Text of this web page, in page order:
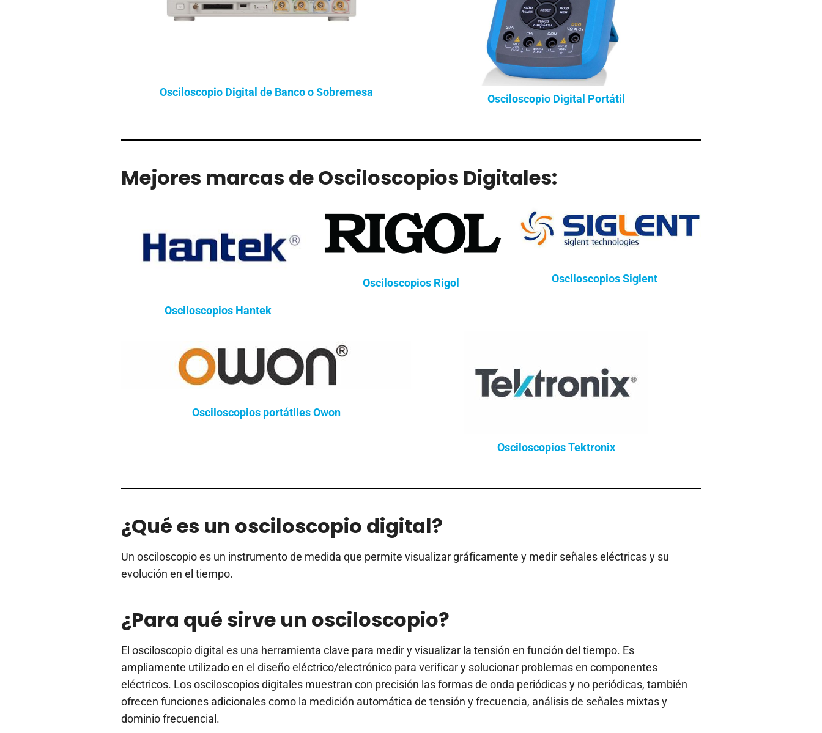
Osciloscopio Digital de Banco o Sobremesa
Osciloscopio Digital Portátil
Mejores marcas de Osciloscopios Digitales:
Osciloscopios Hantek
Osciloscopios Rigol Osciloscopios Siglent
Osciloscopios portátiles Owon
Osciloscopios Tektronix
¿Qué es un osciloscopio digital?
Un osciloscopio es un instrumento de medida que permite visualizar gráficamente y medir señales eléctricas y su
evolución en el tiempo.
¿Para qué sirve un osciloscopio?
El osciloscopio digital es una herramienta clave para medir y visualizar la tensión en función del tiempo. Es
ampliamente utilizado en el diseño eléctrico/electrónico para verificar y solucionar problemas en componentes
eléctricos. Los osciloscopios digitales muestran con precisión las formas de onda periódicas y no periódicas, también
ofrecen funciones adicionales como la medición automática de tensión y frecuencia, análisis de señales mixtas y
dominio frecuencial.